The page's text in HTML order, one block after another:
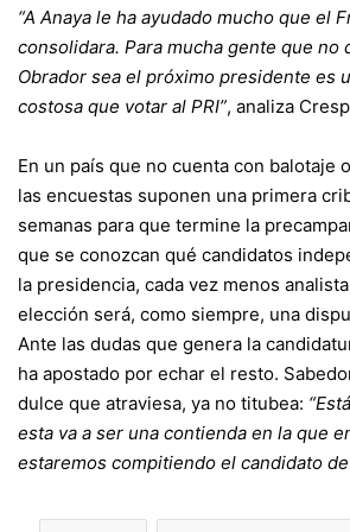
“A Anaya le ha ayudado mucho que el
consolidara. Para mucha gente que no
Obrador sea el próximo presidente es
costosa que votar al PRI”, analiza
En un país que no cuenta con balotaje
las encuestas suponen una primera
semanas para que termine la
que se conozcan qué candidatos
la presidencia, cada vez menos
elección será, como siempre, una
Ante las dudas que genera la
ha apostado por echar el resto.
dulce que atraviesa, ya no titubea:
esta va a ser una contienda en la que
estaremos compitiendo el candidato de